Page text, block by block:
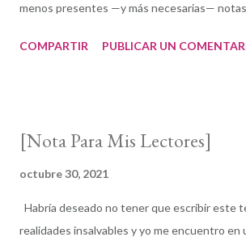
menos presentes —y más necesarias—
On , el tema que abre el 16.º disco como
y expresión histórica más destacables que
Alwayn On están inspirados en eventos de
COMPARTIR PUBLICAR UN
[Nota Para Mis Lectores]
octubre 30, 2021
Habría deseado no tener que escribir este
realidades insalvables y yo me encuentro en